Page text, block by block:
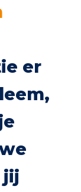
er
jij